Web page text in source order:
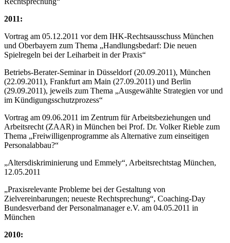
2011:
Vortrag am 05.12.2011 vor dem IHK-Rechtsausschuss München
und Oberbayern zum Thema „Handlungsbedarf: Die neuen
Spielregeln bei der Leiharbeit in der Praxis“
Betriebs-Berater-Seminar in Düsseldorf (20.09.2011), München
(22.09.2011), Frankfurt am Main (27.09.2011) und Berlin
(29.09.2011), jeweils zum Thema „Ausgewählte Strategien vor und
im Kündigungsschutzprozess“
Vortrag am 09.06.2011 im Zentrum für Arbeitsbeziehungen und
Arbeitsrecht (ZAAR) in München bei Prof. Dr. Volker Rieble zum
Thema „Freiwilligenprogramme als Alternative zum einseitigen
Personalabbau?“
„Altersdiskriminierung und Emmely“, Arbeitsrechtstag München,
12.05.2011
„Praxisrelevante Probleme bei der Gestaltung von
Zielvereinbarungen; neueste Rechtsprechung“, Coaching-Day
Bundesverband der Personalmanager e.V. am 04.05.2011 in
München
2010: